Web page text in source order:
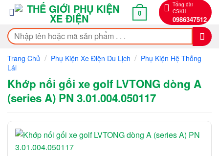
qua
nội
dung
0
Tổng đài
CSKH
0986347512
Tìm
kiếm:
Trang Chủ / Phụ Kiện Xe Điện Du Lịch / Phụ Kiện Hệ Thống
Lái
Khớp nối gối xe golf LVTONG dòng A
(series A) PN 3.01.004.050117